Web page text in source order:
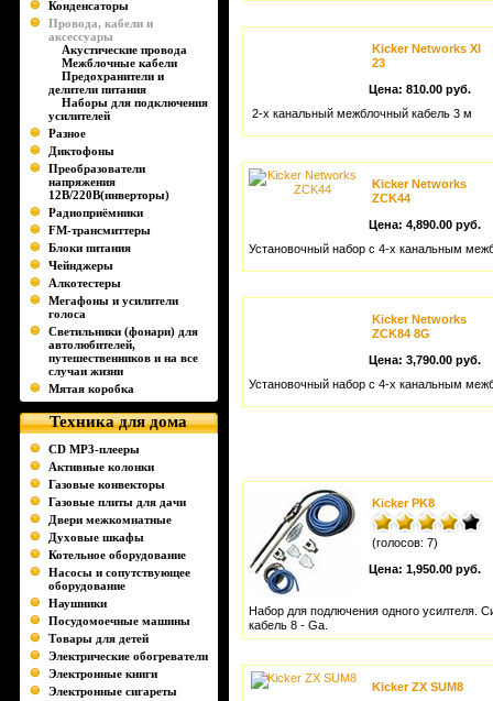
Конденсаторы
Провода, кабели и
аксессуары
Акустические провода
Межблочные кабели
Предохранители и
делители питания
Наборы для подключения
усилителей
Разное
Диктофоны
Преобразователи
напряжения
12В/220В(инверторы)
Радиоприёмники
FM-трансмиттеры
Блоки питания
Чейнджеры
Алкотестеры
Мегафоны и усилители
голоса
Светильники (фонари) для
автолюбителей,
путешественников и на все
случаи жизни
Мятая коробка
Техника для дома
CD MP3-плееры
Активные колонки
Газовые конвекторы
Газовые плиты для дачи
Двери межкомнатные
Духовые шкафы
Котельное оборудование
Насосы и сопутствующее
оборудование
Наушники
Посудомоечные машины
Товары для детей
Электрические обогреватели
Электронные книги
Электронные сигареты
Kicker Networks XI
23
Цена: 810.00 руб.
2-х канальный межблочный кабель 3 м
Kicker Networks
ZCK44
Цена: 4,890.00 руб.
Установочный набор с 4-х канальным
Kicker Networks
ZCK84 8G
Цена: 3,790.00 руб.
Установочный набор с 4-х канальным
Kicker PK8
(голосов: 7)
Цена: 1,950.00 руб.
Набор для подлючения одного усилтеля.
кабель 8 - Ga.
Kicker ZX SUM8